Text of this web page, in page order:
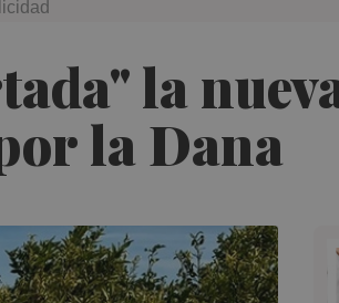
la
la Dana